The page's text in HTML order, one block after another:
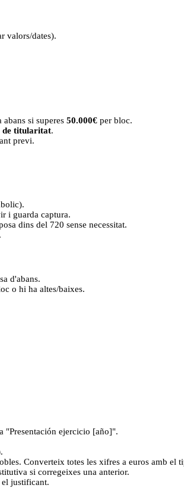
valors/dates).
si superes 50.000€ per bloc.
de titularitat.
previ.
i guarda captura.
dins del 720 sense necessitat.
d'abans.
o hi ha altes/baixes.
"Presentación ejercicio [año]".
Converteix totes les xifres a euros amb el
si corregeixes una anterior.
el justificant.